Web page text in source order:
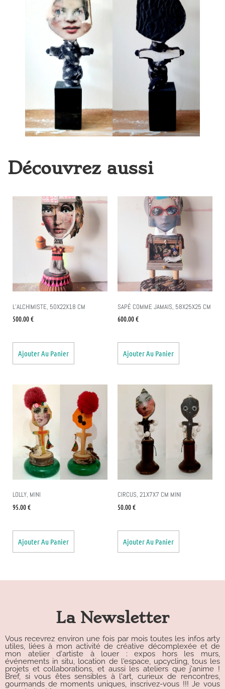
Découvrez aussi
L’ALCHIMISTE, 50X22X18 CM
500.00€
Ajouter Au Panier
SAPÉ COMME JAMAIS, 58X25X25 CM
600.00€
Ajouter Au Panier
LOLLY, MINI
95.00€
Ajouter Au Panier
CIRCUS, 21X7X7 CM MINI
50.00€
Ajouter Au Panier
La Newsletter
Vous recevrez environ une fois par mois toutes les infos arty
utiles, liées à mon activité de créative décomplexée et de
mon atelier d'artiste à louer : expos hors les murs,
événements in situ, location de l'espace, upcycling, tous les
projets et collaborations, et aussi les ateliers que j'anime !
Bref, si vous êtes sensibles à l'art, curieux de rencontres,
gourmands de moments uniques, inscrivez-vous !!! Je vous